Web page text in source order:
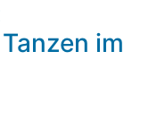
im